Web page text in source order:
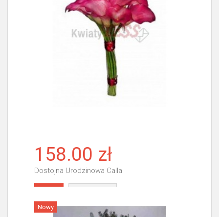
158.00 zł
Dostojna Urodzinowa Calla
Nowy